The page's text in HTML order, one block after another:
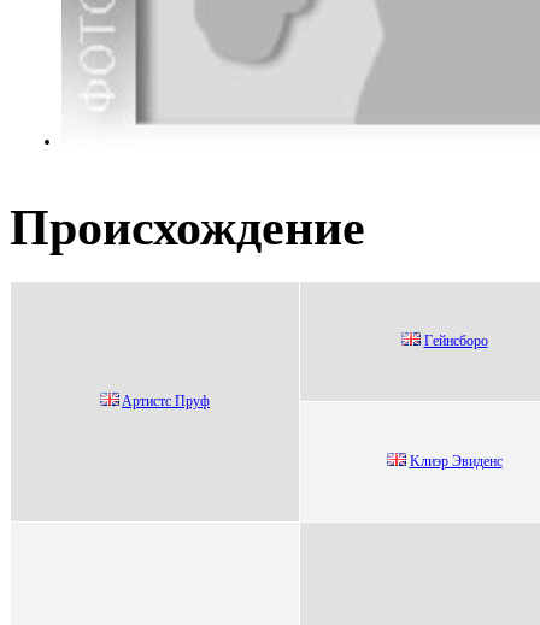
Происхождение
Apтиcтc Пpуф
Гeйнcбopo
Kлиэp Эвиденс